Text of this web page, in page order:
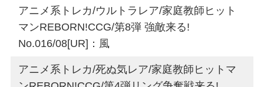
アニメ系トレカ/ウルトラレア/家庭教師ヒット
マンREBORN!CCG/第8弾 強敵来る!
No.016/08[UR]：風
アニメ系トレカ/死ぬ気レア/家庭教師ヒットマ